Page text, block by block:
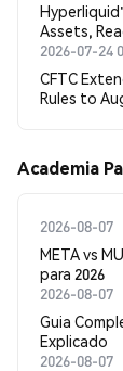
Assets,
2026-07-24
CFTC
Rules to
Academia
2026-08-07
META vs
para 2026
2026-08-07
Guia
Explicado
2026-08-07